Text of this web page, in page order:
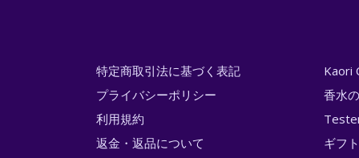
特定商取引法に基づく表記
プライバシーポリシー
利用規約
返金・返品について
Kaori
香水
ギフ